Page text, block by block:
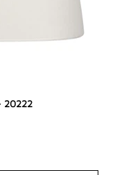
20222